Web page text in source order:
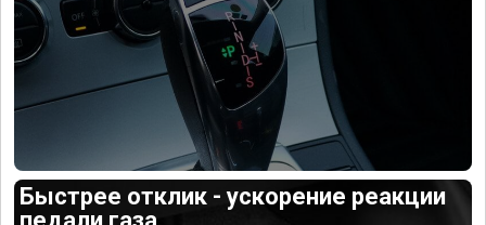
Быстрее отклик - ускорение реакции